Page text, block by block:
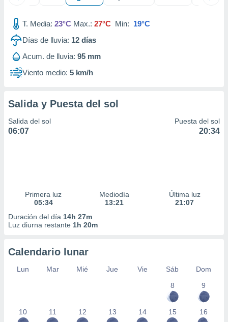
T. Media: 23°C Max.: 27°C Min: 19°C
Días de lluvia: 12 días
Acum. de lluvia: 95 mm
Viento medio: 5 km/h
Salida y Puesta del sol
Salida del sol
06:07
Puesta del sol
20:34
Primera luz
05:34
Mediodía
13:21
Última luz
21:07
Duración del día 14h 27m
Luz diurna restante 1h 20m
Calendario lunar
Lun Mar Mié Jue Vie Sáb
Dom
8
9
10 11 12 13 14 15 16